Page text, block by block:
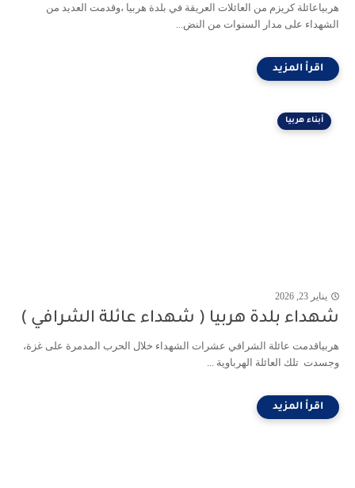
هربياعائلة كريزم من العائلات العريقة في بلدة هربيا ،وقدمت العديد من
الشهداء على مدار السنوات من النض...
أبناء هربيا
يناير 23, 2026
شهداء بلدة هربيا ( شهداء عائلة الشرافي )
هربياقدمت عائلة الشرافي عشرات الشهداء خلال الحرب المدمرة على غزة،
وجسدت تلك العائلة الهرباوية ...